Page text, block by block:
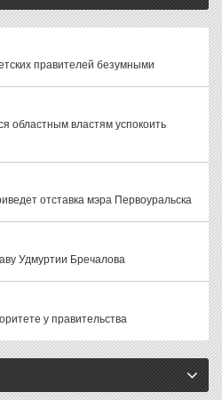
правителей безумными
областным властям успокоить
отставка мэра Первоуральска
Удмуртии Бречалова
у правительства